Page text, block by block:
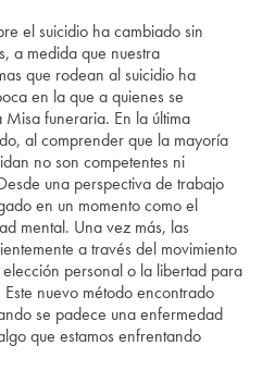
el suicidio ha cambiado sin
a medida que nuestra
que rodean al suicidio ha
en la que a quienes se
funeraria. En la última
al comprender que la mayoría
no son competentes ni
una perspectiva de trabajo
en un momento como el
mental. Una vez más, las
a través del movimiento
personal o la libertad para
nuevo método encontrado
se padece una enfermedad
que estamos enfrentando